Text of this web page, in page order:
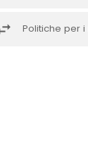
Politiche per